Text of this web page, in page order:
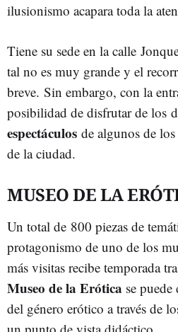
ilusionismo acapara toda la
Tiene su sede en la calle
tal no es muy grande y el
breve. Sin embargo, con la
posibilidad de disfrutar de los
espectáculos de algunos de
de la ciudad.
MUSEO DE LA
Un total de 800 piezas de
protagonismo de uno de los
más visitas recibe temporada
Museo de la Erótica se
del género erótico a través de